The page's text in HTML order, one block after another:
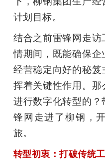
计划目标。
结合之前雷锋网走
情期间，既能确保
经营稳定向好的秘
挥着关键性作用。
进行数字化转型的
锋网走进了柳钢，
旅。
转型初衷：打破传统